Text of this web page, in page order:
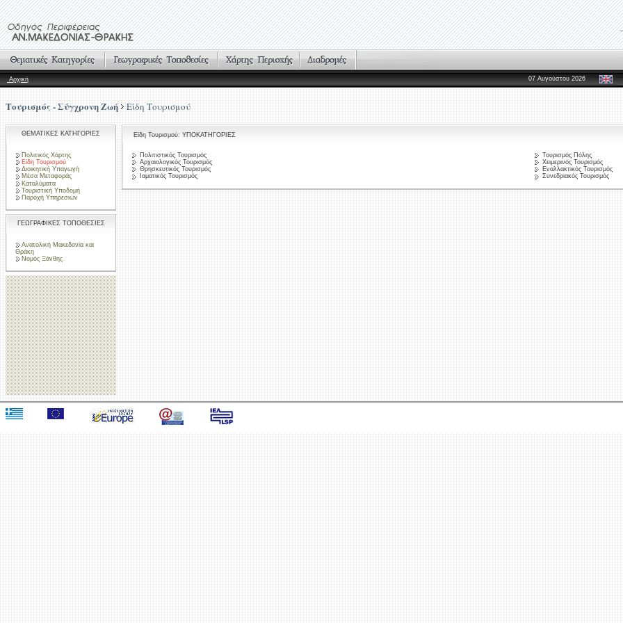
Αρχική 07 Αυγούστου 2026
Τουρισμός - Σύγχρονη Ζωή Είδη Τουρισμού
ΘΕΜΑΤΙΚΕΣ ΚΑΤΗΓΟΡΙΕΣ
Πολιτικός Χάρτης
Είδη Τουρισμού
Διοικητική Υπαγωγή
Μέσα Μεταφοράς
Καταλύματα
Τουριστική Υποδομή
Παροχή Υπηρεσιών
ΓΕΩΓΡΑΦΙΚΕΣ ΤΟΠΟΘΕΣΙΕΣ
Ανατολική Μακεδονία και
Θράκη
Νομός Ξάνθης
Είδη Τουρισμού: ΥΠΟΚΑΤΗΓΟΡΙΕΣ
Πολιτιστικός Τουρισμός
Αρχαιολογικός Τουρισμός
Θρησκευτικός Τουρισμός
Ιαματικός Τουρισμός
Τουρισμός Πόλης
Χειμερινός Τουρισμός
Εναλλακτικός Τουρισμός
Συνεδριακός Τουρισμός